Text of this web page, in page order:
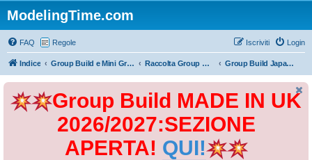
ModelingTime.com
FAQ Regole Login
Iscriviti
Indice Group Build e Mini Group Build Raccolta Group Build Group Build Japan Style 2017
Group Build MADE IN UK
2026/2027:SEZIONE
APERTA! QUI!